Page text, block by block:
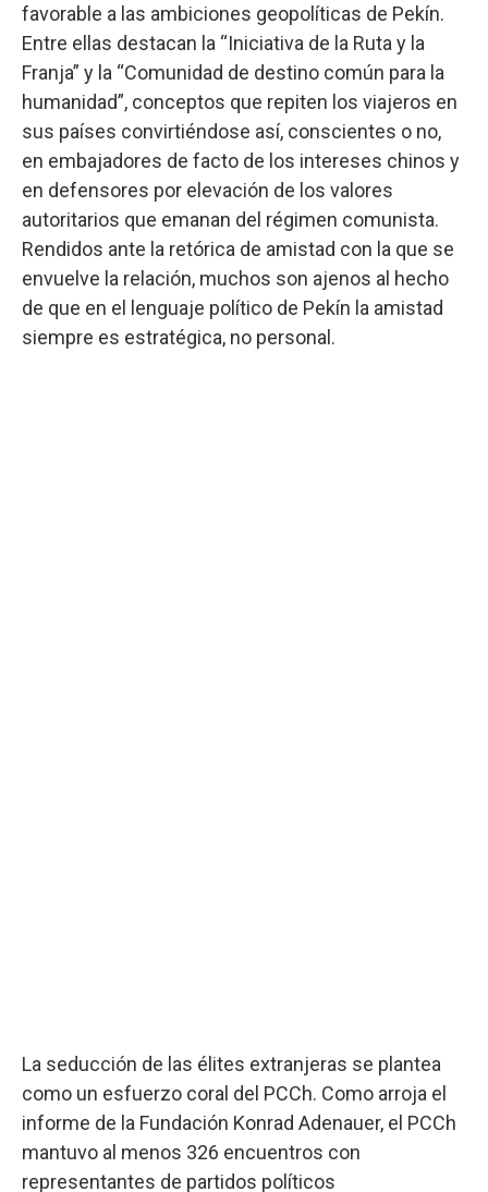
favorable a las ambiciones geopolíticas de Pekín.
Entre ellas destacan la “Iniciativa de la Ruta y la
Franja” y la “Comunidad de destino común para la
humanidad”, conceptos que repiten los viajeros en
sus países convirtiéndose así, conscientes o no,
en embajadores de facto de los intereses chinos y
en defensores por elevación de los valores
autoritarios que emanan del régimen comunista.
Rendidos ante la retórica de amistad con la que se
envuelve la relación, muchos son ajenos al hecho
de que en el lenguaje político de Pekín la amistad
siempre es estratégica, no personal.
La seducción de las élites extranjeras se plantea
como un esfuerzo coral del PCCh. Como arroja el
informe de la Fundación Konrad Adenauer, el PCCh
mantuvo al menos 326 encuentros con
representantes de partidos políticos